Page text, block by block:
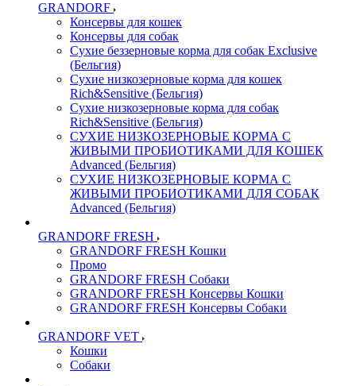
GRANDORF
Консервы для кошек
Консервы для собак
Сухие беззерновые корма для собак Exclusive
(Бельгия)
Сухие низкозерновые корма для кошек
Rich&Sensitive (Бельгия)
Сухие низкозерновые корма для собак
Rich&Sensitive (Бельгия)
СУХИЕ НИЗКОЗЕРНОВЫЕ КОРМА С
ЖИВЫМИ ПРОБИОТИКАМИ ДЛЯ КОШЕК
Advanced (Бельгия)
СУХИЕ НИЗКОЗЕРНОВЫЕ КОРМА С
ЖИВЫМИ ПРОБИОТИКАМИ ДЛЯ СОБАК
Advanced (Бельгия)
GRANDORF FRESH
GRANDORF FRESH Кошки
Промо
GRANDORF FRESH Собаки
GRANDORF FRESH Консервы Кошки
GRANDORF FRESH Консервы Собаки
GRANDORF VET
Кошки
Собаки